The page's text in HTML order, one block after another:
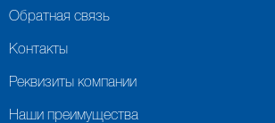
Обратная связь
Контакты
Реквизиты компании
Наши преимущества